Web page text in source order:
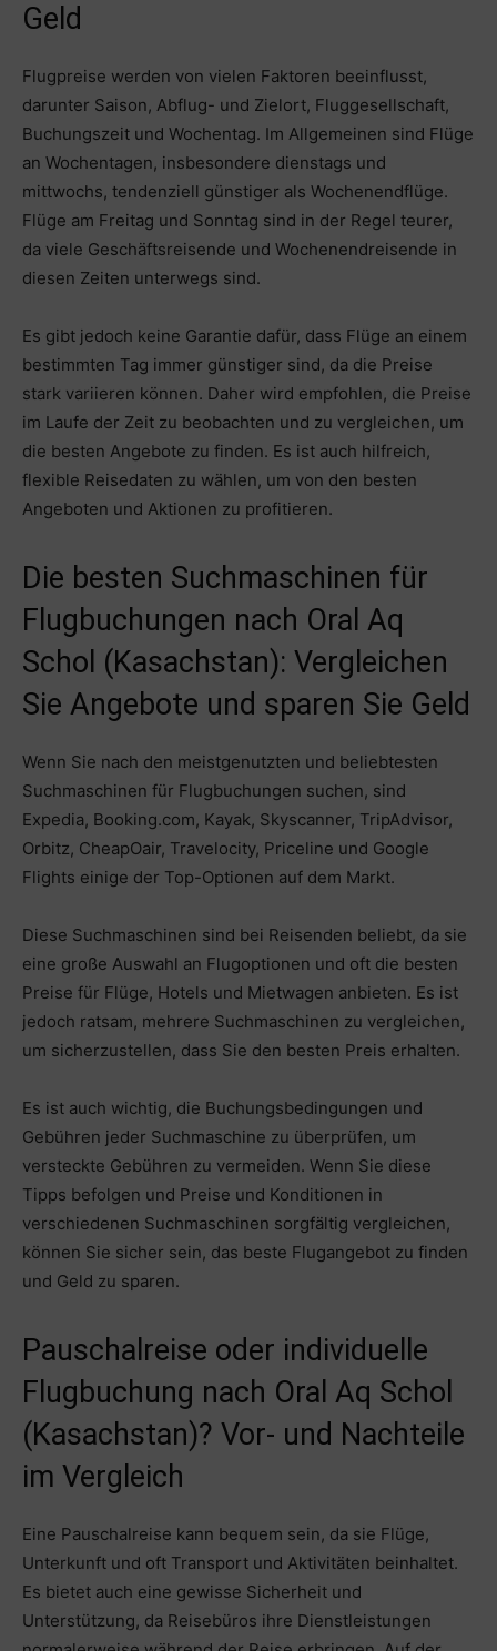
Geld
Flugpreise werden von vielen Faktoren beeinflusst,
darunter Saison, Abflug- und Zielort, Fluggesellschaft,
Buchungszeit und Wochentag. Im Allgemeinen sind Flüge
an Wochentagen, insbesondere dienstags und
mittwochs, tendenziell günstiger als Wochenendflüge.
Flüge am Freitag und Sonntag sind in der Regel teurer,
da viele Geschäftsreisende und Wochenendreisende in
diesen Zeiten unterwegs sind.
Es gibt jedoch keine Garantie dafür, dass Flüge an einem
bestimmten Tag immer günstiger sind, da die Preise
stark variieren können. Daher wird empfohlen, die Preise
im Laufe der Zeit zu beobachten und zu vergleichen, um
die besten Angebote zu finden. Es ist auch hilfreich,
flexible Reisedaten zu wählen, um von den besten
Angeboten und Aktionen zu profitieren.
Die besten Suchmaschinen für
Flugbuchungen nach Oral Aq
Schol (Kasachstan): Vergleichen
Sie Angebote und sparen Sie Geld
Wenn Sie nach den meistgenutzten und beliebtesten
Suchmaschinen für Flugbuchungen suchen, sind
Expedia, Booking.com, Kayak, Skyscanner, TripAdvisor,
Orbitz, CheapOair, Travelocity, Priceline und Google
Flights einige der Top-Optionen auf dem Markt.
Diese Suchmaschinen sind bei Reisenden beliebt, da sie
eine große Auswahl an Flugoptionen und oft die besten
Preise für Flüge, Hotels und Mietwagen anbieten. Es ist
jedoch ratsam, mehrere Suchmaschinen zu vergleichen,
um sicherzustellen, dass Sie den besten Preis erhalten.
Es ist auch wichtig, die Buchungsbedingungen und
Gebühren jeder Suchmaschine zu überprüfen, um
versteckte Gebühren zu vermeiden. Wenn Sie diese
Tipps befolgen und Preise und Konditionen in
verschiedenen Suchmaschinen sorgfältig vergleichen,
können Sie sicher sein, das beste Flugangebot zu finden
und Geld zu sparen.
Pauschalreise oder individuelle
Flugbuchung nach Oral Aq Schol
(Kasachstan)? Vor- und Nachteile
im Vergleich
Eine Pauschalreise kann bequem sein, da sie Flüge,
Unterkunft und oft Transport und Aktivitäten beinhaltet.
Es bietet auch eine gewisse Sicherheit und
Unterstützung, da Reisebüros ihre Dienstleistungen